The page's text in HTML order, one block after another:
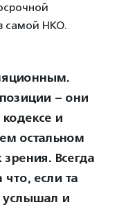
самой НКО.
– они
и
остальном
Всегда
что, если та
услышал и